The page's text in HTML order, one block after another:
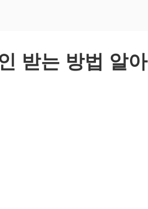
받는 방법 알아